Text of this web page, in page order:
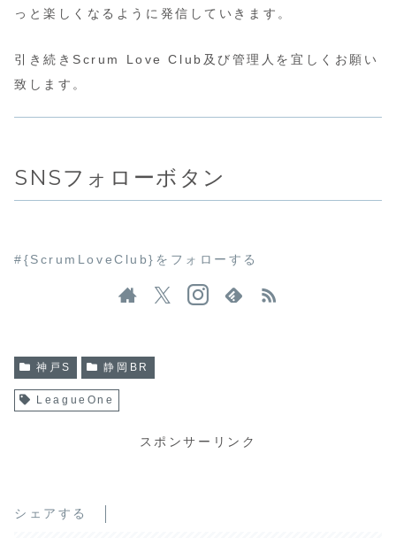
っと楽しくなるように発信していきます。
引き続きScrum Love Club及び管理人を宜しくお願い
致します。
SNSフォローボタン
#{ScrumLoveClub}をフォローする
神戸S 静岡BR
LeagueOne
スポンサーリンク
シェアする